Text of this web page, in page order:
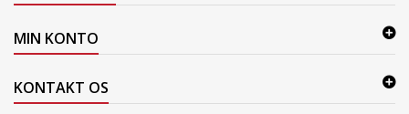
MIN KONTO
KONTAKT OS